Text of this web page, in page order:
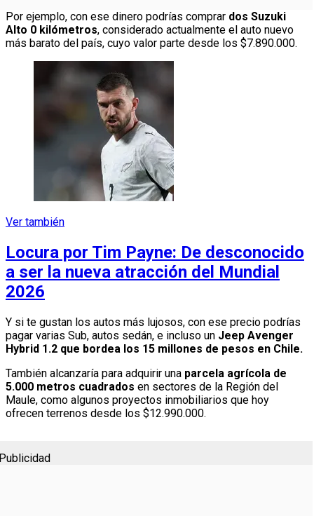
Por ejemplo, con ese dinero podrías comprar dos Suzuki
Alto 0 kilómetros, considerado actualmente el auto nuevo
más barato del país, cuyo valor parte desde los $7.890.000.
Ver también
Locura por Tim Payne: De desconocido
a ser la nueva atracción del Mundial
2026
Y si te gustan los autos más lujosos, con ese precio podrías
pagar varias Sub, autos sedán, e incluso un Jeep Avenger
Hybrid 1.2 que bordea los 15 millones de pesos en Chile.
También alcanzaría para adquirir una parcela agrícola de
5.000 metros cuadrados en sectores de la Región del
Maule, como algunos proyectos inmobiliarios que hoy
ofrecen terrenos desde los $12.990.000.